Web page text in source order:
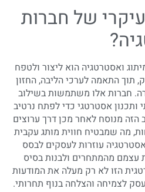
של חברות
ואסטרטגיה הוא ליצור ולטפח
תוך התאמה לערכי הליבה, החזון
חברות אלו משתמשות בשילוב
ותכנון אסטרטגי כדי לפתח נרטיב
הזה מנוסח לאחר מכן דרך ערוצים
מה שמבטיח חווית מותג עקבית
עוזרות לעסקים לבסס
עצמם מהמתחרים ולבנות בסיס
הזו לא רק מעלה את המודעות
לצמיחה והצלחה בנוף תחרותי.